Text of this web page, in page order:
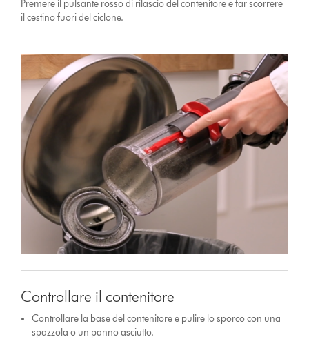
Premere il pulsante rosso di rilascio del contenitore e far scorrere
il cestino fuori del ciclone.
Controllare il contenitore
Controllare la base del contenitore e pulire lo sporco con una
spazzola o un panno asciutto.